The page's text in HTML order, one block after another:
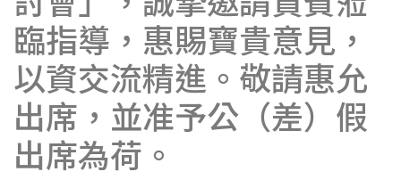
臨指導，惠賜寶貴意見，
以資交流精進。敬請惠允
出席，並准予公（差）假
出席為荷。